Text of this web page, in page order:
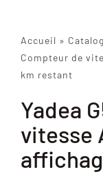
Accueil »
Compteur de
km restant
Yadea
vitesse